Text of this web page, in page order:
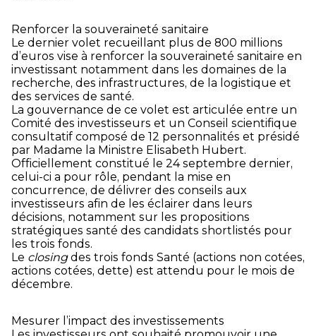
Renforcer la souveraineté sanitaire
Le dernier volet recueillant plus de 800 millions
d’euros vise à renforcer la souveraineté sanitaire en
investissant notamment dans les domaines de la
recherche, des infrastructures, de la logistique et
des services de santé.
La gouvernance de ce volet est articulée entre un
Comité des investisseurs et un Conseil scientifique
consultatif composé de 12 personnalités et présidé
par Madame la Ministre Elisabeth Hubert.
Officiellement constitué le 24 septembre dernier,
celui-ci a pour rôle, pendant la mise en
concurrence, de délivrer des conseils aux
investisseurs afin de les éclairer dans leurs
décisions, notamment sur les propositions
stratégiques santé des candidats shortlistés pour
les trois fonds.
Le closingdes trois fonds Santé (actions non cotées,
actions cotées, dette) est attendu pour le mois de
décembre.
Mesurer l’impact des investissements